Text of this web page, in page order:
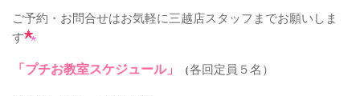
ご予約・お問合せはお気軽に三越店スタッフまでお願いしま
す
「プチお教室スケジュール」 （各回定員５名）